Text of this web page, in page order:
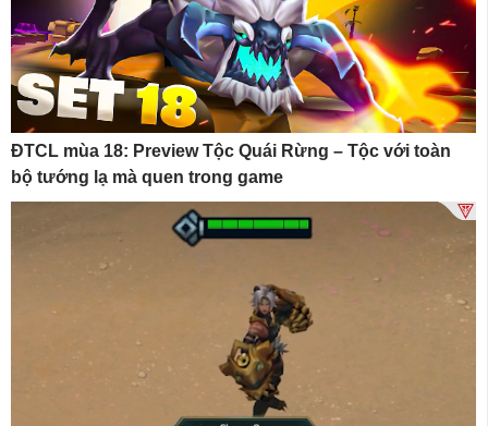
ĐTCL mùa 18: Preview Tộc Quái Rừng – Tộc với toàn
bộ tướng lạ mà quen trong game